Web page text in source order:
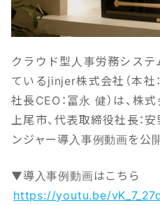
クラウド型人事労務システ
ているjinjer株式会社（本社
社長CEO：冨永 健）は、株
上尾市、代表取締役社長：
ンジャー導入事例動画を公
▼導入事例動画はこちら
https://youtu.be/